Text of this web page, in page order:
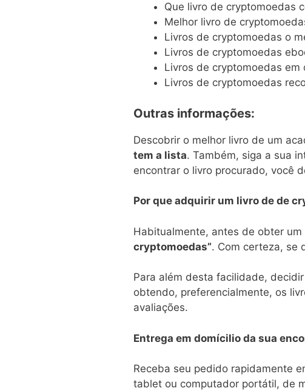
Que livro de cryptomoedas
Melhor livro de
Livros de cryptomoedas o
Livros de cryptomoedas
Livros de cryptomoedas em
Livros de cryptomoedas
Outras informações:
Descobrir o melhor livro de um
tem a lista. Também, siga a sua
encontrar o livro procurado, você
Por que adquirir um livro de de
Habitualmente, antes de obter
cryptomoedas”. Com certeza, se
Para além desta facilidade,
obtendo, preferencialmente, os
avaliações.
Entrega em domícilio da sua
Receba seu pedido rapidamente
tablet ou computador portátil, de